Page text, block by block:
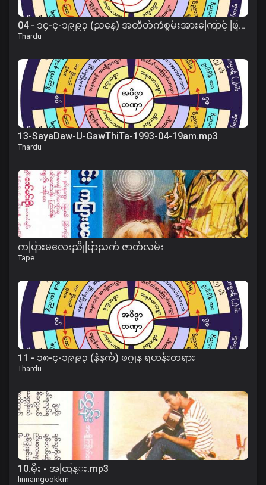
04 - ၁၄-၄-၁၉၉၃ (ညနေ) အတိတ်ကံစွမ်းအားကြောင့် ဖြစ်ပေါ်လာပုံတရား
Thardu
13-SayaDaw-U-GawThiTa-1993-04-19am.mp3
Thardu
ကပြားမလေးညိုပြာညက် ဇာတ်လမ်း
Tape
11 - ၁၈-၄-၁၉၉၃ (နံနက်) ဖဂ္ဂုန ရဟန်းတရား
Thardu
10.မိုး - အထြန္း.mp3
linnaingookkm